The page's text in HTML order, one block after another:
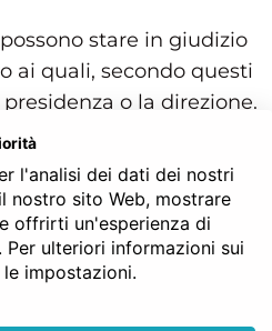
stare in giudizio
ai quali, secondo questi
o la direzione.
36 del Codice Civile:
e della famiglia
giuridiche
non riconosciute e dei
l'analisi dei dati dei nostri
nostro sito Web, mostrare
offrirti un'esperienza di
Per ulteriori informazioni sui
impostazioni.